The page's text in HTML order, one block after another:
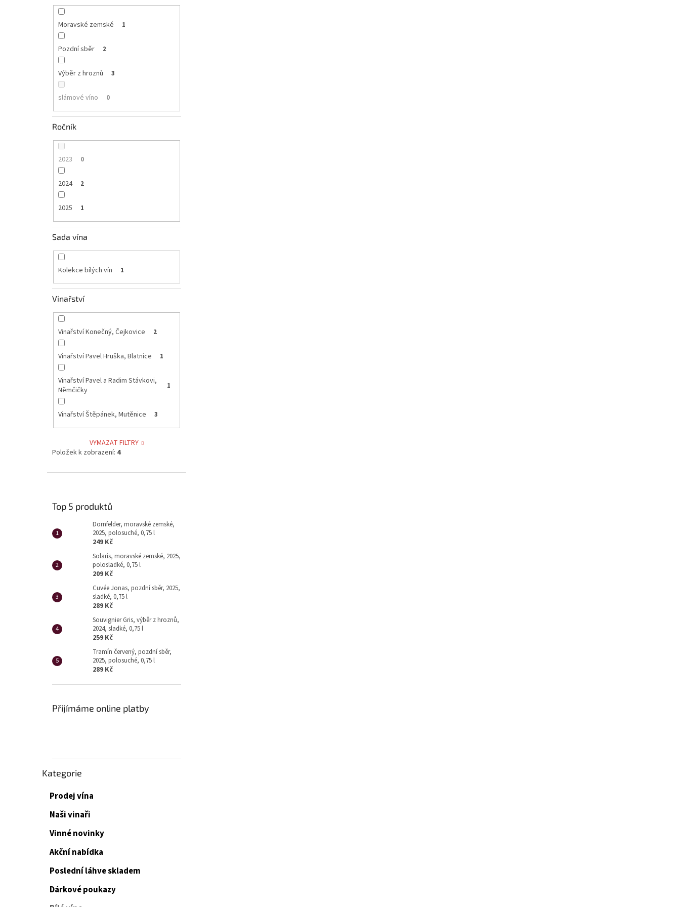
Moravské zemské 1
Pozdní sběr 2
Výběr z hroznů 3
slámové víno 0
Ročník
2023 0
2024 2
2025 1
Sada vína
Kolekce bílých vín 1
Vinařství
Vinařství Konečný, Čejkovice 2
Vinařství Pavel Hruška, Blatnice 1
Vinařství Pavel a Radim Stávkovi,
Němčičky
1
Vinařství Štěpánek, Mutěnice 3
VYMAZAT FILTRY
Položek k zobrazení: 4
Top 5 produktů
Dornfelder, moravské zemské,
2025, polosuché, 0,75 l
249 Kč
Solaris, moravské zemské, 2025,
polosladké, 0,75 l
209 Kč
Cuvée Jonas, pozdní sběr, 2025,
sladké, 0,75 l
289 Kč
Souvignier Gris, výběr z hroznů,
2024, sladké, 0,75 l
259 Kč
Tramín červený, pozdní sběr,
2025, polosuché, 0,75 l
289 Kč
Přijímáme online platby
Přeskočit
kategorie
Kategorie
Prodej vína
Naši vinaři
Vinné novinky
Akční nabídka
Poslední láhve skladem
Dárkové poukazy